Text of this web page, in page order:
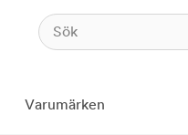
Varumärken